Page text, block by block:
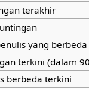
terakhir
yang berbeda
terkini (dalam
berbeda terkini